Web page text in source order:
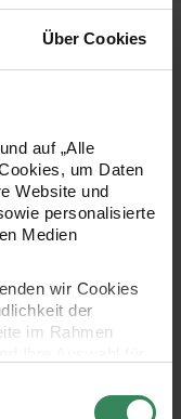
Über Cookies
auf „Alle
um Daten
Website und
personalisierte
Medien
wir Cookies
der
im Rahmen
jederzeit über den
School Aquarell